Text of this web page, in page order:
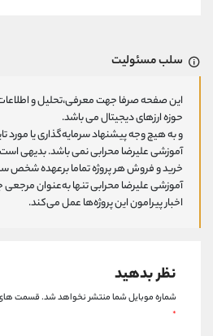
سلب مسئولیت
این صفحه صرفا جهت معرفی،تحلیل و
حوزه ارزهای دیجیتال می باشد.
و به هیچ وجه پیشنهاد سرمایه‌گذاری یا مورد
آموزشی علیرضا محرابی نمی باشد. بدیهی
خرید و فروش هر پروژه تماما برعهده شخص
آموزشی علیرضا محرابی تنها به‌عنوان
اخبار پیرامون این پروژه‌‌ها عمل می‌کند.
نظر بدهید
شماره موبایل شما منتشر نخواهد شد.قسمت های
*